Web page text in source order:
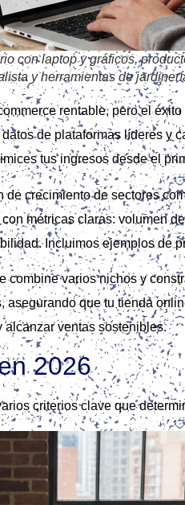
con laptop y gráficos,
y herramientas de
rentable, pero el
de plataformas líderes y
tus ingresos desde el
crecimiento de sectores
métricas claras: volumen
Incluimos ejemplos de
varios nichos y
que tu tienda
alcanzar ventas sostenibles.
2026
criterios clave que